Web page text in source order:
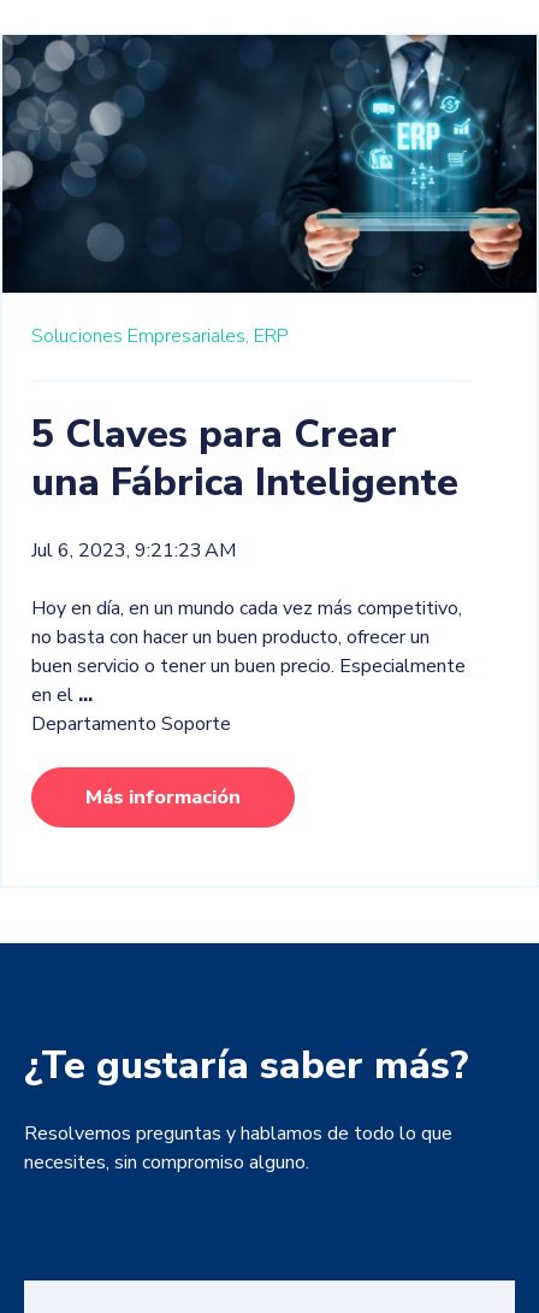
Soluciones Empresariales, ERP
5 Claves para Crear
una Fábrica Inteligente
Jul 6, 2023, 9:21:23 AM
Hoy en día, en un mundo cada vez más competitivo,
no basta con hacer un buen producto, ofrecer un
buen servicio o tener un buen precio. Especialmente
en el ...
Departamento Soporte
Más información
¿Te gustaría saber más?
Resolvemos preguntas y hablamos de todo lo que
necesites, sin compromiso alguno.